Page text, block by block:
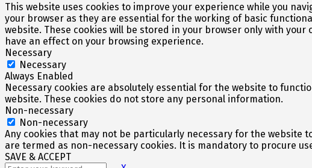
This website uses cookies to improve your experience while you
your browser as they are essential for the working of basic
website. These cookies will be stored in your browser only with
have an effect on your browsing experience.
Necessary
Necessary
Always Enabled
Necessary cookies are absolutely essential for the website to
website. These cookies do not store any personal information.
Non-necessary
Non-necessary
Any cookies that may not be particularly necessary for the website
are termed as non-necessary cookies. It is mandatory to procure
SAVE & ACCEPT